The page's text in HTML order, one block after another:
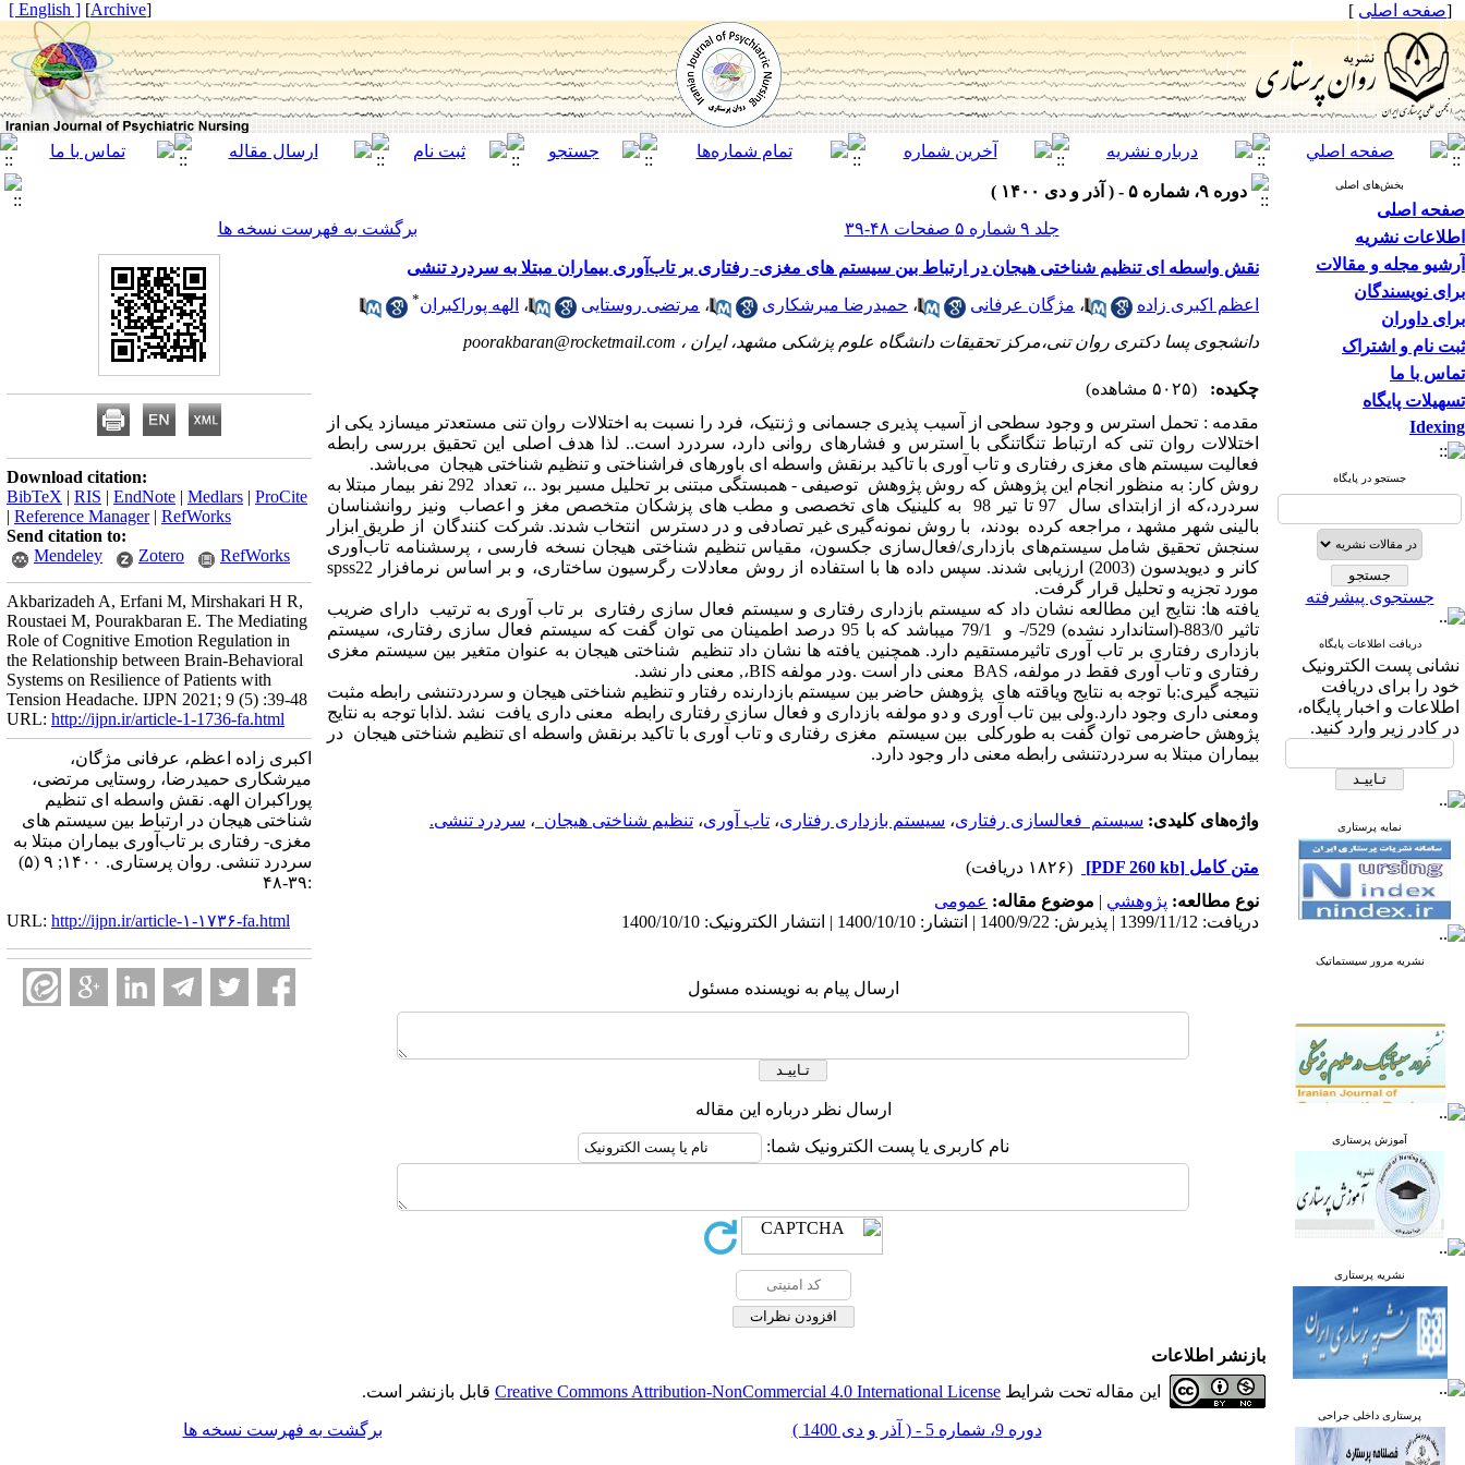
[صفحه اصلی ]
[
Archive
]
[ English ]
بخش‌های اصلی
صفحه اصلی
اطلاعات نشریه
آرشیو مجله و مقالات
برای نویسندگان
برای داوران
ثبت نام و اشتراک
تماس با ما
تسهیلات پایگاه
Idexing
جستجو در پایگاه
جستجوی پیشرفته
دریافت اطلاعات پایگاه
نشانی پست الکترونیک
خود را برای دریافت
اطلاعات و اخبار پایگاه،
در کادر زیر وارد کنید.
نمایه پرستاری
نشریه مرور سیستماتیک
آموزش پرستاری
نشریه پرستاری
پرستاری داخلی جراحی
دوره ۹، شماره ۵ - ( آذر و دی ۱۴۰۰ )
جلد ۹ شماره ۵ صفحات ۴۸-۳۹
برگشت به فهرست نسخه ها
نقش واسطه ای تنظیم شناختی هیجان در ارتباط بین سیستم های مغزی- رفتاری بر تاب‌آوری بیماران مبتلا به سردرد تنشی
اعظم اکبری زاده ، مژگان عرفانی ، حمیدرضا میرشکاری ، مرتضی روستایی ، الهه پوراکبران*
دانشجوی پسا دکتری روان تنی،مرکز تحقیقات دانشگاه علوم پزشکی مشهد، ایران ، poorakbaran@rocketmail.com
چکیده:
(۵۰۲۵ مشاهده)
مقدمه : تحمل استرس و وجود سطحی از آسیب پذیری جسمانی و ژنتیک، فرد را نسبت به اختلالات روان تنی مستعدتر میسازد یکی از
اختلالات روان تنی که ارتباط تنگاتنگی با استرس و فشارهای روانی دارد، سردرد است.. لذا هدف اصلی این تحقیق بررسی رابطه
فعالیت سیستم های مغزی رفتاری و تاب آوری با تاکید برنقش واسطه ای باورهای فراشناختی و تنظیم شناختی هیجان می‌باشد.
روش کار: به منظور انجام این پژوهش که روش پژوهش توصیفی - همبستگی مبتنی بر تحلیل مسیر بود ..، تعداد 292 نفر بیمار مبتلا به
سردرد،که از ازابتدای سال 97 تا تیر 98 به کلینیک های تخصصی و مطب های پزشکان متخصص مغز و اعصاب ونیز روانشناسان
بالینی شهر مشهد ، مراجعه کرده بودند، با روش نمونه‌گیری غیر تصادفی و در دسترس انتخاب شدند. شرکت کنندگان از طریق ابزار
سنجش تحقیق شامل سیستم‌های بازداری/فعال‌سازی جکسون، مقیاس تنظیم شناختی هیجان نسخه فارسی ، پرسشنامه تاب‌آوری
کانر و دیویدسون (2003) ارزیابی شدند. سپس داده ها با استفاده از روش معادلات رگرسیون ساختاری، و بر اساس نرم­افزار spss22
مورد تجزیه و تحلیل قرار گرفت.
یافته ها: نتایج این مطالعه نشان داد که سیستم بازداری رفتاری و سیستم فعال سازی رفتاری بر تاب آوری به ترتیب دارای ضریب
تاثیر 883/0-(استاندارد نشده) 529/- و 79/1 می­باشد که با 95 درصد اطمینان می توان گفت که سیستم فعال سازی رفتاری، سیستم
بازداری رفتاری بر تاب آوری تاثیرمستقیم دارد. همچنین یافته ها نشان داد تنظیم شناختی هیجان به عنوان متغیر بین سیستم مغزی
رفتاری و تاب آوری فقط در مولفه، BAS معنی دار است .ودر مولفه BIS،, معنی دار نشد.
نتیجه گیری:با توجه به نتایج ویاقته های پژوهش حاضر بین سیستم بازدارنده رفتار و تنظیم شناختی هیجان و سردردتنشی رابطه مثبت
ومعنی داری وجود دارد.ولی بین تاب آوری و دو مولفه بازداری و فعال سازی رفتاری رابطه معنی داری یافت نشد .لذابا توجه به نتایج
پژوهش حاضرمی توان گفت به طورکلی بین سیستم مغزی رفتاری و تاب آوری با تاکید برنقش واسطه ای تنظیم شناختی هیجان در
بیماران مبتلا به سردردتنشی رابطه معنی دار وجود دارد.
واژه‌های کلیدی: سیستم فعالسازی رفتاری، سیستم بازداری رفتاری، تاب آوری، تنظیم شناختی هیجان ، سردرد تنشی.
متن کامل [PDF 260 kb]
(۱۸۲۶ دریافت)
نوع مطالعه: پژوهشي | موضوع مقاله: عمومى
دریافت: 1399/11/12 | پذیرش: 1400/9/22 | انتشار: 1400/10/10 | انتشار الکترونیک: 1400/10/10
ارسال پیام به نویسنده مسئول
ارسال نظر درباره این مقاله
نام کاربری یا پست الکترونیک شما:
Download citation:
BibTeX | RIS | EndNote | Medlars | ProCite
| Reference Manager| RefWorks
Send citation to:
Mendeley
Zotero RefWorks
Akbarizadeh A, Erfani M, Mirshakari H R,
Roustaei M, Pourakbaran E. The Mediating
Role of Cognitive Emotion Regulation in
the Relationship between Brain-Behavioral
Systems on Resilience of Patients with
Tension Headache. IJPN 2021; 9 (5) :39-48
URL: http://ijpn.ir/article-1-1736-fa.html
اکبری زاده اعظم، عرفانی مژگان،
میرشکاری حمیدرضا، روستایی مرتضی،
پوراکبران الهه. نقش واسطه ای تنظیم
شناختی هیجان در ارتباط بین سیستم های
مغزی- رفتاری بر تاب‌آوری بیماران مبتلا به
سردرد تنشی. روان پرستاری. ۱۴۰۰; ۹ (۵)
:۳۹-۴۸
URL: http://ijpn.ir/article-۱-۱۷۳۶-fa.html
بازنشر اطلاعات
این مقاله تحت شرایط Creative Commons Attribution-NonCommercial 4.0 International License قابل بازنشر است.
دوره 9، شماره 5 - ( آذر و دی 1400 ) برگشت به فهرست نسخه ها